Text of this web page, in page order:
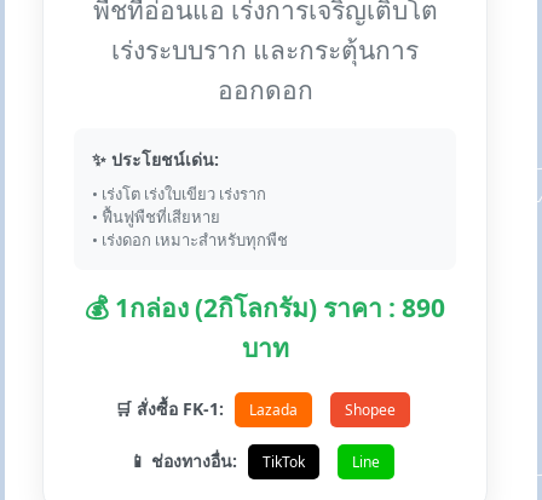
พืชที่อ่อนแอ เร่งการเจริญเติบโต
เร่งระบบราก และกระตุ้นการ
ออกดอก
✨ ประโยชน์เด่น:
• เร่งโต เร่งใบเขียว เร่งราก
• ฟื้นฟูพืชที่เสียหาย
• เร่งดอก เหมาะสำหรับทุกพืช
💰 1กล่อง (2กิโลกรัม) ราคา : 890
บาท
🛒 สั่งซื้อ FK-1: Lazada Shopee
📱 ช่องทางอื่น: TikTok Line